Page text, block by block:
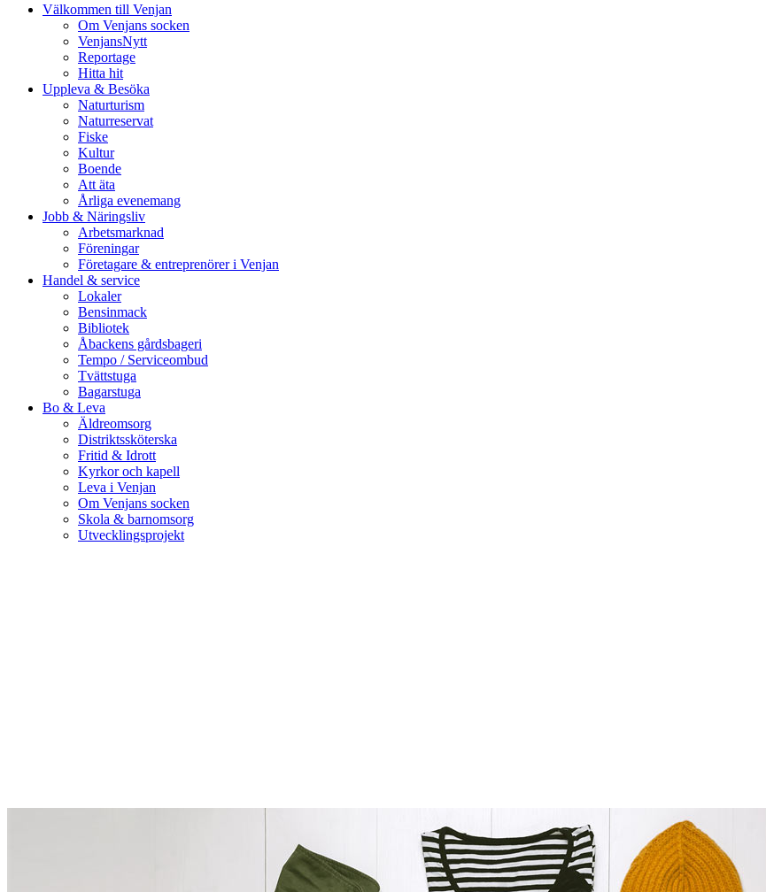
Välkommen till Venjan
Om Venjans socken
VenjansNytt
Reportage
Hitta hit
Uppleva & Besöka
Naturturism
Naturreservat
Fiske
Kultur
Boende
Att äta
Årliga evenemang
Jobb & Näringsliv
Arbetsmarknad
Föreningar
Företagare & entreprenörer i Venjan
Handel & service
Lokaler
Bensinmack
Bibliotek
Åbackens gårdsbageri
Tempo / Serviceombud
Tvättstuga
Bagarstuga
Bo & Leva
Äldreomsorg
Distriktssköterska
Fritid & Idrott
Kyrkor och kapell
Leva i Venjan
Om Venjans socken
Skola & barnomsorg
Utvecklingsprojekt